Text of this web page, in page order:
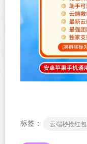
标签： 云端秒抢红包